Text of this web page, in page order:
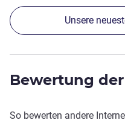
Unsere
Bewertung
So bewerten andere